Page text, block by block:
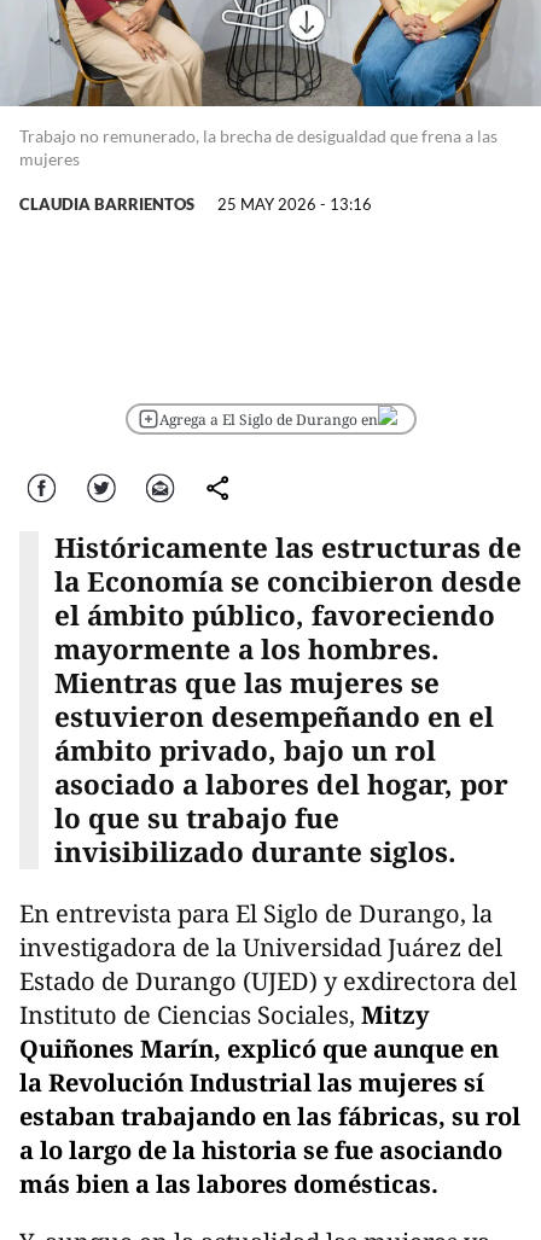
Trabajo no remunerado, la brecha de desigualdad que frena a las
mujeres
CLAUDIA BARRIENTOS 25 MAY 2026 - 13:16
Agrega a El Siglo de Durango en
Facebook Twitter Correo comparte
Históricamente las estructuras de
la Economía se concibieron desde
el ámbito público, favoreciendo
mayormente a los hombres.
Mientras que las mujeres se
estuvieron desempeñando en el
ámbito privado, bajo un rol
asociado a labores del hogar, por
lo que su trabajo fue
invisibilizado durante siglos.
En entrevista para El Siglo de Durango, la
investigadora de la Universidad Juárez del
Estado de Durango (UJED) y exdirectora del
Instituto de Ciencias Sociales, Mitzy
Quiñones Marín, explicó que aunque en
la Revolución Industrial las mujeres sí
estaban trabajando en las fábricas, su rol
a lo largo de la historia se fue asociando
más bien a las labores domésticas.